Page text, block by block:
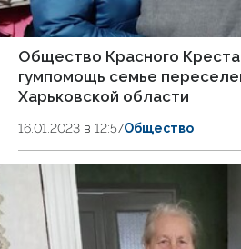
Общество Красного
гумпомощь семье
Харьковской области
16.01.2023 в 12:57Общество